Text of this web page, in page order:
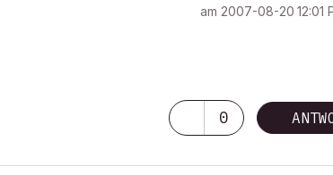
am ‎2007-08-20 12:01
0